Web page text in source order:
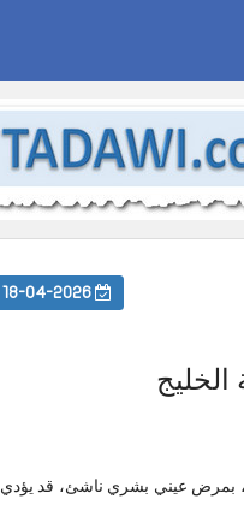
بمرض عيني بشري ناشئ، قد يؤدي